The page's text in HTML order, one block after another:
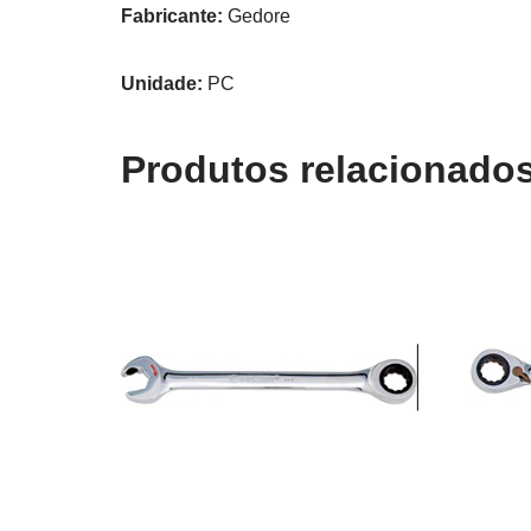
Fabricante: Gedore
Unidade: PC
Produtos